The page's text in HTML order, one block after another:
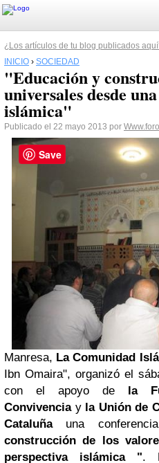
¿Los artículos de tu blog publicados
INICIO › SOCIEDAD
"Educación y
universales desde
islámica"
Publicado el 22 mayo 2013 por
Manresa, La Comunidad
Ibn Omaira", organizó el
con el apoyo de la
Convivenciay la Unión de
Cataluñauna
construcción de los
perspectiva islámica ".
Save